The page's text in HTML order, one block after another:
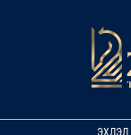
ЭХЛЭЛ